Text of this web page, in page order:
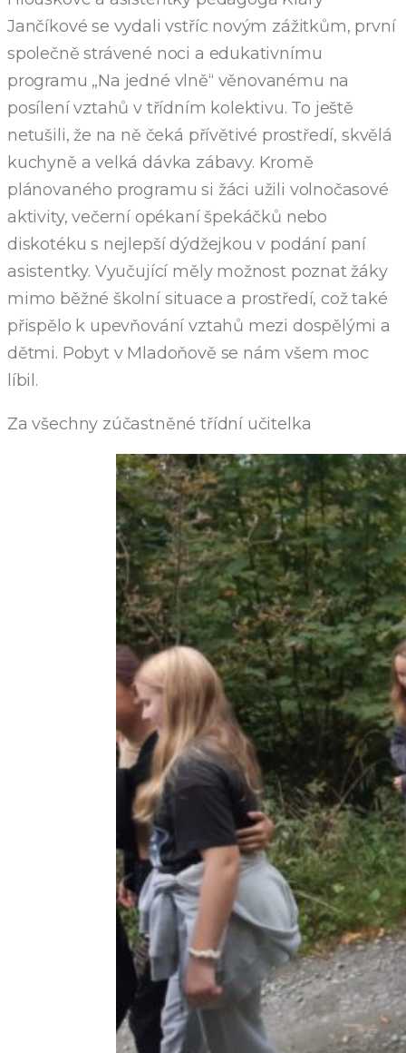
Jančíkové se vydali vstříc novým zážitkům, první
společně strávené noci a edukativnímu
programu „Na jedné vlně“ věnovanému na
posílení vztahů v třídním kolektivu. To ještě
netušili, že na ně čeká přívětivé prostředí, skvělá
kuchyně a velká dávka zábavy. Kromě
plánovaného programu si žáci užili volnočasové
aktivity, večerní opékaní špekáčků nebo
diskotéku s nejlepší dýdžejkou v podání paní
asistentky. Vyučující měly možnost poznat žáky
mimo běžné školní situace a prostředí, což také
přispělo k upevňování vztahů mezi dospělými a
dětmi. Pobyt v Mladoňově se nám všem moc
líbil.
Za všechny zúčastněné třídní učitelka